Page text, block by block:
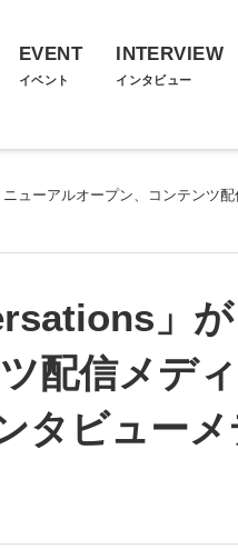
EVENT
イベント
INTERVIEW
インタビュー
ューアルオープン、コンテンツ
」
配信メデ
タビューメ